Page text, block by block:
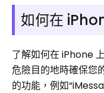
如何在
了解如何在 iPhone
危險目的地時確保您
的功能，例如